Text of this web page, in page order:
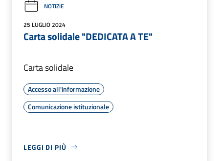
NOTIZIE
25 LUGLIO 2024
Carta solidale "DEDICATA A TE"
Carta solidale
Accesso all'informazione
Comunicazione istituzionale
LEGGI DI PIÙ